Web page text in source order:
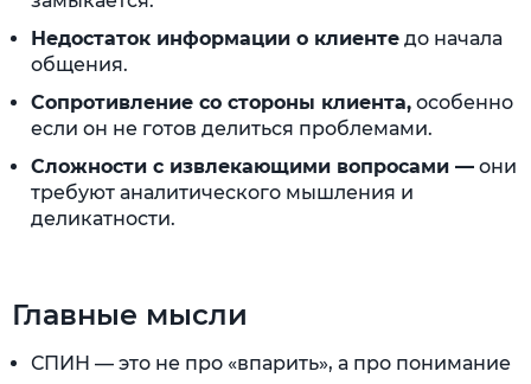
Недостаток информации о клиенте до начала
общения.
Сопротивление со стороны клиента, особенно
если он не готов делиться проблемами.
Сложности с извлекающими вопросами — они
требуют аналитического мышления и
деликатности.
Главные мысли
СПИН — это не про «впарить», а про понимание